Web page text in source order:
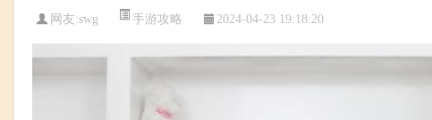
网友:swg 手游攻略 2024-04-23 19:18:20